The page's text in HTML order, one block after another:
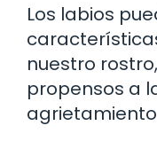
Los labios
nuestro
propensos a